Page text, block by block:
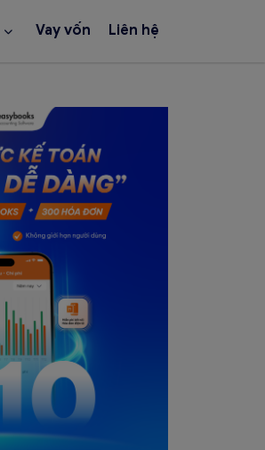
Vay vốn Liên hệ